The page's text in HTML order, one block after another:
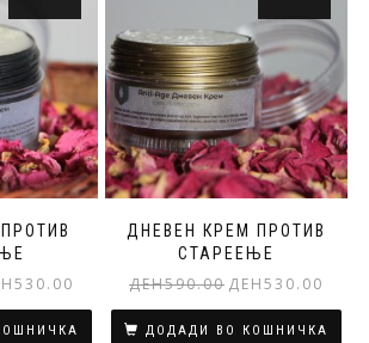
530.00
price
is:
ДНЕВЕН КРЕМ ПРОТИВ
СТАРЕЕЊЕ
ДЕН590.00 Original
price
was:
ДЕН530.00
price
is:
ДОДАДИ ВО КОШНИЧКА